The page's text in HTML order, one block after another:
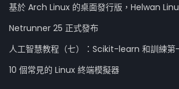
基於 Arch Linux 的桌面發行版，Helwan
Netrunner 25 正式發布
人工智慧教程（七）：Scikit-learn 和訓練第
10 個常見的 Linux 終端模擬器